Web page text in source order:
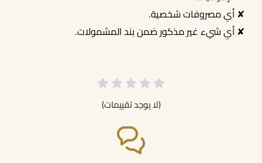
✘ أي مصروفات شخصية.
✘ أي شيء غير مذكور ضمن بند المشمولات.
(لا يوجد تقييمات)